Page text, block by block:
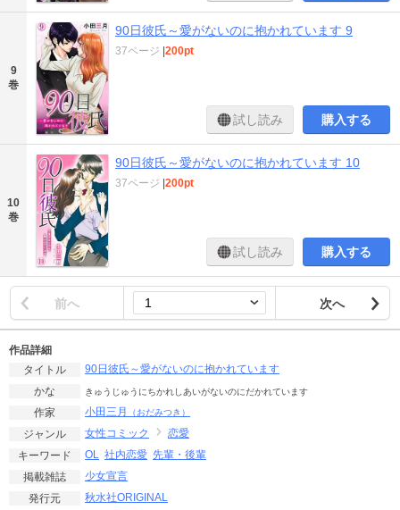
9
巻
90日彼氏～愛がないのに抱かれています 9
37ページ |200pt
試し読み 購入する
10
巻
90日彼氏～愛がないのに抱かれています 10
37ページ |200pt
試し読み 購入する
前へ 次へ
作品詳細
タイトル
90日彼氏～愛がないのに抱かれています
かな
きゅうじゅうにちかれしあいがないのにだかれています
作家 小田三月 （おだみつき）
ジャンル 女性コミック
恋愛
キーワード
OL 社内恋愛 先輩・後輩
掲載雑誌
少女宣言
発行元
秋水社ORIGINAL